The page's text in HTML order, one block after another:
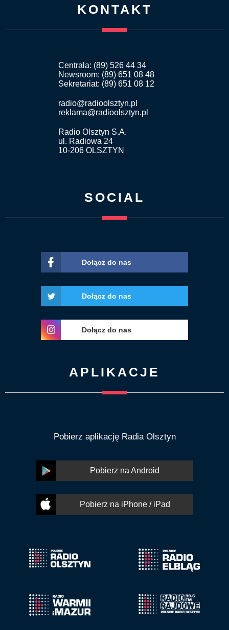
KONTAKT
Centrala: (89) 526 44 34
Newsroom: (89) 651 08 48
Sekretariat: (89) 651 08 12
radio@radioolsztyn.pl
reklama@radioolsztyn.pl
Radio Olsztyn S.A.
ul. Radiowa 24
10-206 OLSZTYN
SOCIAL
Dołącz do nas
Dołącz do nas
Dołącz do nas
APLIKACJE
Pobierz aplikację Radia Olsztyn
Pobierz na Android
Pobierz na iPhone / iPad